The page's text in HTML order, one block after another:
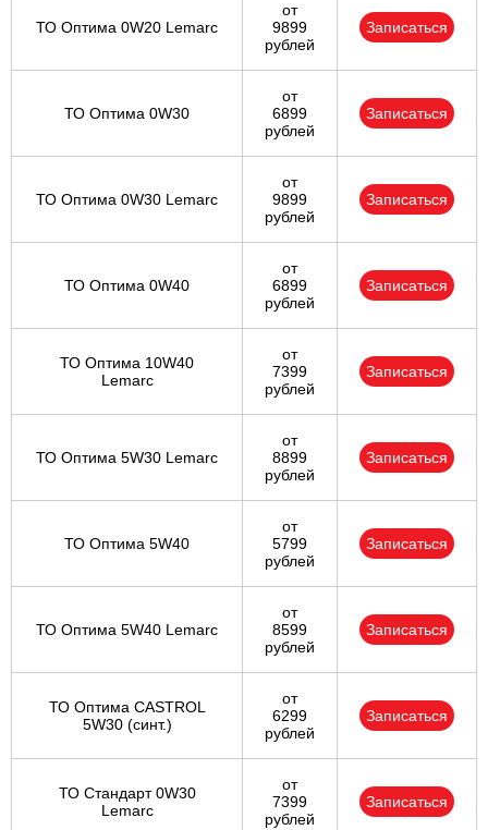
ТО Оптима 0W20 Lemarc
от
9899
рублей
Записаться
ТО Оптима 0W30
от
6899
рублей
Записаться
ТО Оптима 0W30 Lemarc
от
9899
рублей
Записаться
ТО Оптима 0W40
от
6899
рублей
Записаться
ТО Оптима 10W40
Lemarc
от
7399
рублей
Записаться
ТО Оптима 5W30 Lemarc
от
8899
рублей
Записаться
ТО Оптима 5W40
от
5799
рублей
Записаться
ТО Оптима 5W40 Lemarc
от
8599
рублей
Записаться
ТО Оптима CASTROL
5W30 (синт.)
от
6299
рублей
Записаться
ТО Стандарт 0W30
Lemarc
от
7399
рублей
Записаться